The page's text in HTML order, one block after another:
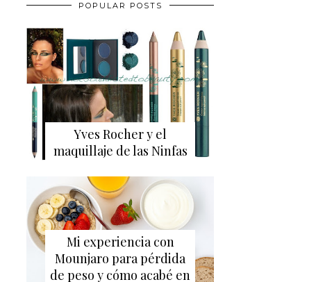
POPULAR POSTS
Yves Rocher y el
maquillaje de las Ninfas
Mi experiencia con
Mounjaro para pérdida
de peso y cómo acabé en